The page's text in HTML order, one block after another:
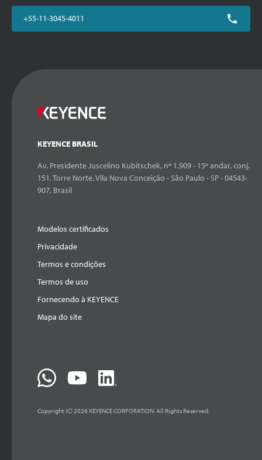
+55-11-3045-4011
KEYENCE BRASIL
Av. Presidente Juscelino Kubitschek, nº 1.909 - 15º andar, conj.
151, Torre Norte, Vila Nova Conceição - São Paulo - SP - 04543-
907, Brasil
Modelos certificados
Privacidade
Termos e condições
Termos de uso
Fornecendo à KEYENCE
Mapa do site
Copyright (C) 2026 KEYENCE CORPORATION. All Rights Reserved.